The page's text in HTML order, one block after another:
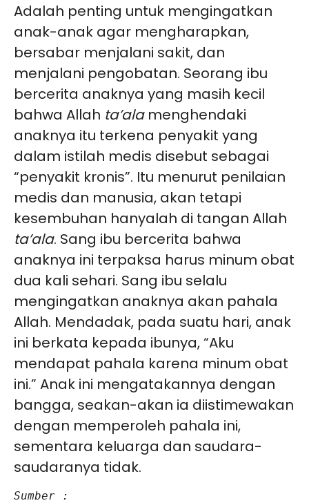
Adalah penting untuk mengingatkan
anak-anak agar mengharapkan,
bersabar menjalani sakit, dan
menjalani pengobatan. Seorang ibu
bercerita anaknya yang masih kecil
bahwa Allah ta’alamenghendaki
anaknya itu terkena penyakit yang
dalam istilah medis disebut sebagai
“penyakit kronis”. Itu menurut penilaian
medis dan manusia, akan tetapi
kesembuhan hanyalah di tangan Allah
ta’ala. Sang ibu bercerita bahwa
anaknya ini terpaksa harus minum obat
dua kali sehari. Sang ibu selalu
mengingatkan anaknya akan pahala
Allah. Mendadak, pada suatu hari, anak
ini berkata kepada ibunya, “Aku
mendapat pahala karena minum obat
ini.” Anak ini mengatakannya dengan
bangga, seakan-akan ia diistimewakan
dengan memperoleh pahala ini,
sementara keluarga dan saudara-
saudaranya tidak.
Sumber :